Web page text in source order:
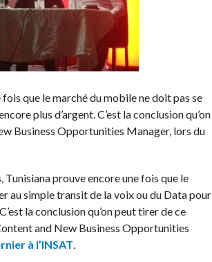
que le marché du mobile ne doit pas se
plus d’argent. C’est la conclusion qu’on
Business Opportunities Manager, lors du
prouve encore une fois que le
au simple transit de la voix ou du Data pour
la conclusion qu’on peut tirer de ce
and New Business Opportunities
à l’INSAT.